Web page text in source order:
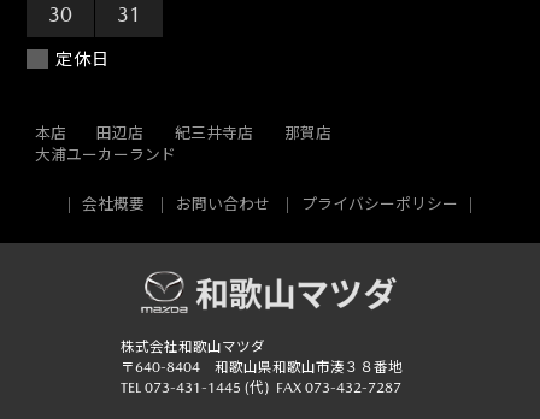
30
31
定休日
本店 田辺店 紀三井寺店
那賀店
大浦ユーカーランド
会社概要 お問い合わせ プライバシーポリシー
株式会社和歌山マツダ
〒640-8404 和歌山県和歌山市湊３８番地
TEL 073-431-1445 (代) FAX 073-432-7287